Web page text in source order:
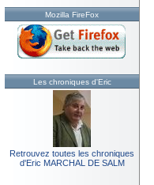
Mozilla FireFox
Les chroniques d'Eric
Retrouvez toutes les chroniques
d'Eric MARCHAL DE SALM